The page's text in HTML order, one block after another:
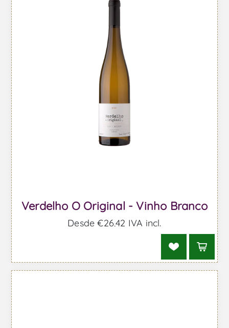
Verdelho O Original - Vinho Branco
Desde €26,42 IVA incl.